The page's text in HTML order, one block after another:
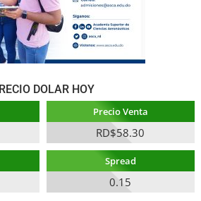
DOLAR HOY
Precio Venta
RD$58.30
Spread
0.15